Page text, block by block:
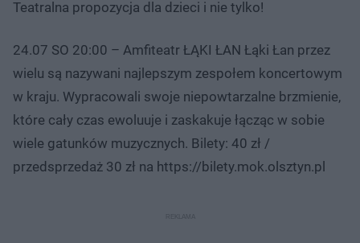
Teatralna propozycja dla dzieci i nie tylko!
24.07 SO 20:00 – Amfiteatr ŁĄKI ŁAN Łąki Łan przez
wielu są nazywani najlepszym zespołem koncertowym
w kraju. Wypracowali swoje niepowtarzalne brzmienie,
które cały czas ewoluuje i zaskakuje łącząc w sobie
wiele gatunków muzycznych. Bilety: 40 zł /
przedsprzedaż 30 zł na https://bilety.mok.olsztyn.pl